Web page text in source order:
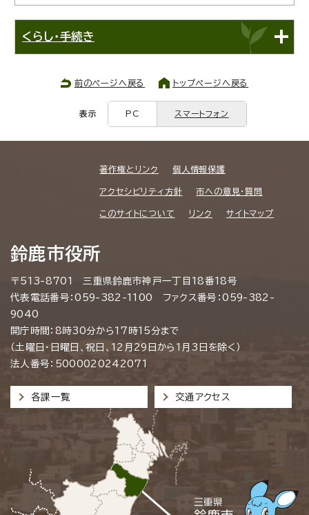
くらし・手続き
前のページへ戻る トップページへ戻る
表示 PC スマートフォン
著作権とリンク 個人情報保護
アクセシビリティ方針 市への意見・質問
このサイトについて リンク サイトマップ
鈴鹿市役所
〒513-8701 三重県鈴鹿市神戸一丁目18番18号
代表電話番号：059-382-1100 ファクス番号：059-382-
9040
開庁時間：8時30分から17時15分まで
（土曜日・日曜日、祝日、12月29日から1月3日を除く）
法人番号：5000020242071
各課一覧 交通アクセス